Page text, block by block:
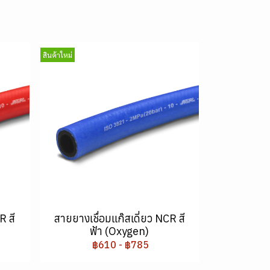
สี
สินค้าใหม่
สายยางเชื่อมแก๊สเดี่ยว NCR สี
ฟ้า (Oxygen)
฿610 - ฿785